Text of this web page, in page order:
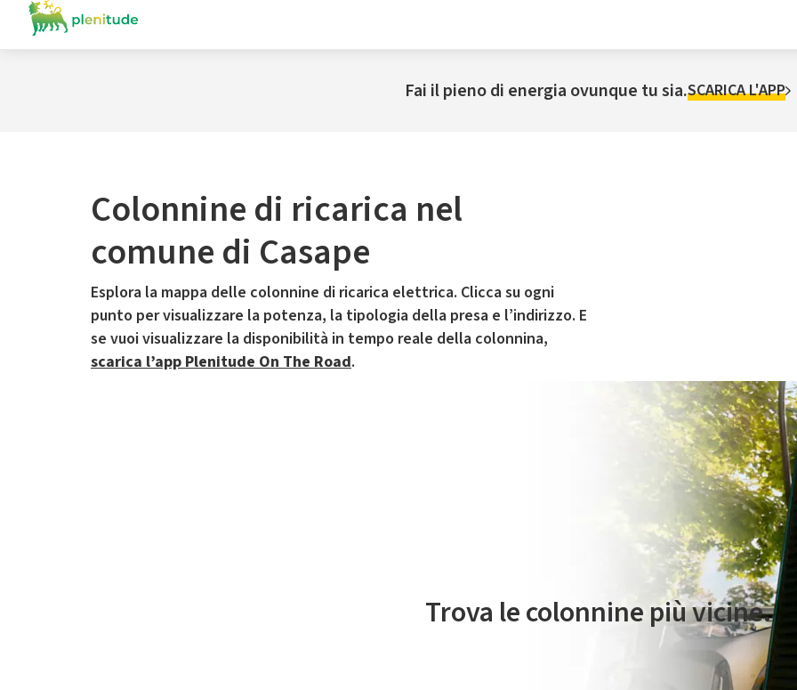
Fai il pieno di energia ovunque tu sia.SCARICA L'APP
Colonnine di ricarica nel
comune di Casape
Esplora la mappa delle colonnine di ricarica elettrica. Clicca su ogni
punto per visualizzare la potenza, la tipologia della presa e l’indirizzo. E
se vuoi visualizzare la disponibilità in tempo reale della colonnina,
scarica l’app Plenitude On The Road.
Il servizio di mobilità elettrica è gestito da Plenitude On The Road
Trova le colonnine più vicine.